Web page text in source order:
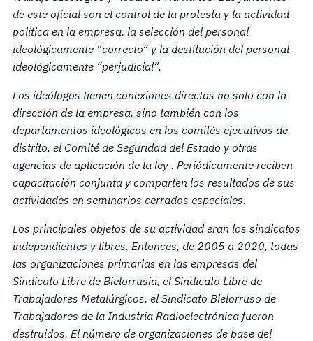
de este oficial son el control de la protesta y la actividad
política en la empresa, la selección del personal
ideológicamente “correcto” y la destitución del personal
ideológicamente “perjudicial”.
Los ideólogos tienen conexiones directas no solo con la
dirección de la empresa, sino también con los
departamentos ideológicos en los comités ejecutivos de
distrito, el Comité de Seguridad del Estado y otras
agencias de aplicación de la ley . Periódicamente reciben
capacitación conjunta y comparten los resultados de sus
actividades en seminarios cerrados especiales.
Los principales objetos de su actividad eran los sindicatos
independientes y libres. Entonces, de 2005 a 2020, todas
las organizaciones primarias en las empresas del
Sindicato Libre de Bielorrusia, el Sindicato Libre de
Trabajadores Metalúrgicos, el Sindicato Bielorruso de
Trabajadores de la Industria Radioelectrónica fueron
destruidos. El número de organizaciones de base del